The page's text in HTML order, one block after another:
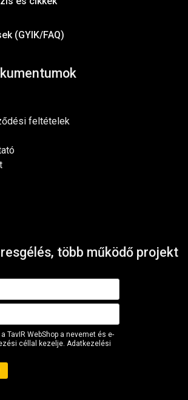
(GYIK/FAQ)
feltételek
több működő projekt
TavIR WebShop a nevemet és e-
céllal kezelje. Adatkezelési